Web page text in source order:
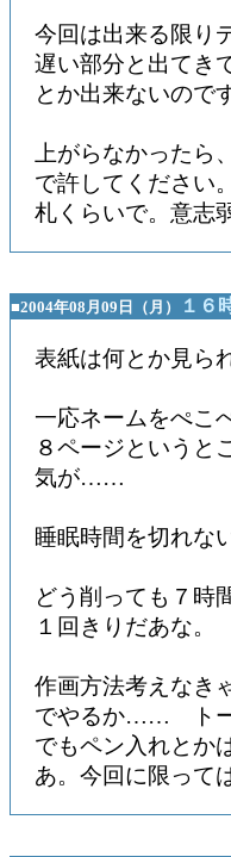
今回は出来る限り
遅い部分と出てき
とか出来ないので
上がらなかった
で許してください
札くらいで。意
■2004年08月09日（月） １６
表紙は何とか見ら
一応ネームをぺこ
８ページというと
気が……
睡眠時間を切れな
どう削っても７時
１回きりだあな。
作画方法考えなき
でやるか…… トー
でもペン入れとか
あ。今回に限って